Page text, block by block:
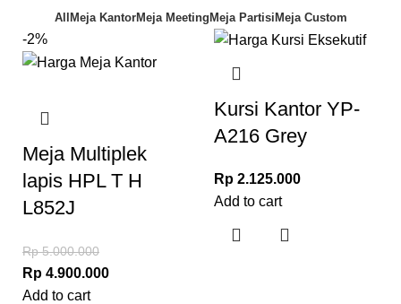
AllMeja KantorMeja MeetingMeja PartisiMeja Custom
-2%
Meja Multiplek
lapis HPL T H
L852J
Rp5.000.000
Rp 4.900.000
Add to cart
Kursi Kantor YP-
A216 Grey
Rp 2.125.000
Add to cart